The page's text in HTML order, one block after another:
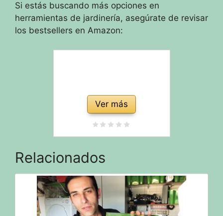
carbón Activado
Si estás buscando más opciones en
herramientas de jardinería, asegúrate de revisar
los bestsellers en Amazon:
Ver más
Relacionados